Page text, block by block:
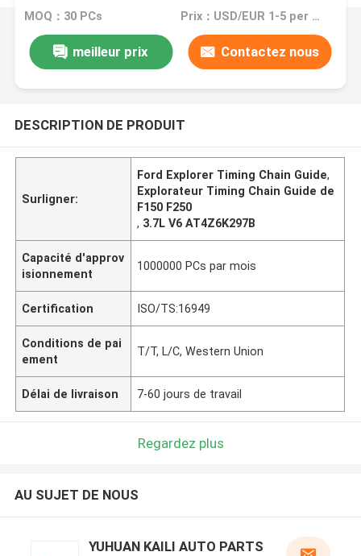
F250 F-350
MOQ：30 PCs Prix：USD/EUR 1-5 per pcs
meilleur prix Contactez nous
DESCRIPTION DE PRODUIT
Surligner:
Ford Explorer Timing Chain Guide,
Explorateur Timing Chain Guide de
F150 F250
, 3.7L V6 AT4Z6K297B
Capacité d'approv
isionnement
1000000 PCs par mois
Certification ISO/TS:16949
Conditions de pai
ement
T/T, L/C, Western Union
Délai de livraison 7-60 jours de travail
Regardez plus
AU SUJET DE NOUS
YUHUAN KAILI AUTO PARTS